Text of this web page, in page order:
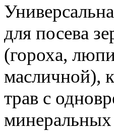
для посева
(гороха,
масличной),
трав с